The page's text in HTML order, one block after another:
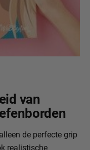
van
de perfecte grip
realistische